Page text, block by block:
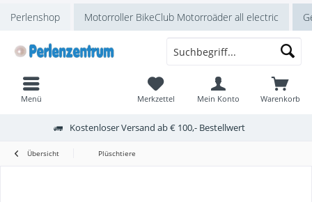
Perlenshop Motorroller BikeClub Motorroäder all electric
Kostenloser Versand ab € 100,- Bestellwert
Warenkorb
Merkzettel Mein Konto
Menü
Übersicht Plüschtiere